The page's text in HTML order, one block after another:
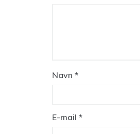
Navn *
E-mail *